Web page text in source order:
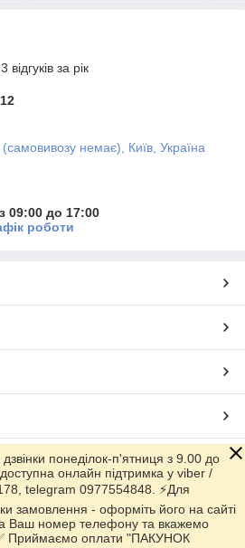
за рік
немає), Київ, Україна
09:00 до 17:00
роботи
Prom.ua
понеділок-п'ятниця з 9.00 до
онлайн підтримка у viber /
telegram 0977554848. ⚡️Для
замовлення - оформіть його на сайті
Ваш номер телефону та вкажемо
Приймаємо оплати "ПАКУНОК